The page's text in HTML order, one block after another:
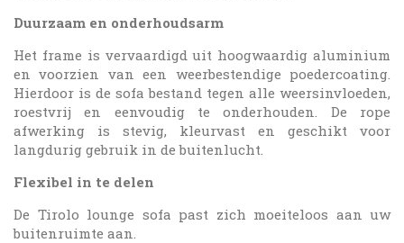
Duurzaam en onderhoudsarm
Het frame is vervaardigd uit hoogwaardig aluminium
en voorzien van een weerbestendige poedercoating.
Hierdoor is de sofa bestand tegen alle weersinvloeden,
roestvrij en eenvoudig te onderhouden. De rope
afwerking is stevig, kleurvast en geschikt voor
langdurig gebruik in de buitenlucht.
Flexibel in te delen
De Tirolo lounge sofa past zich moeiteloos aan uw
buitenruimte aan.